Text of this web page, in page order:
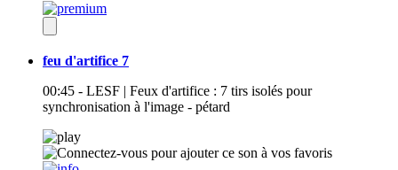
feu d'artifice 7
00:45 - LESF | Feux d'artifice : 7 tirs isolés pour
synchronisation à l'image - pétard